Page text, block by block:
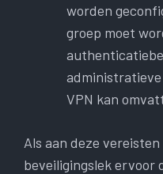
worden
groep moet
administratieve
VPN kan
Als aan deze
beveiligingslek ervoor